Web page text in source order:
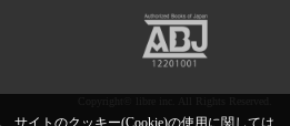
サイトのクッキー(Cookie)の使用に関しては、